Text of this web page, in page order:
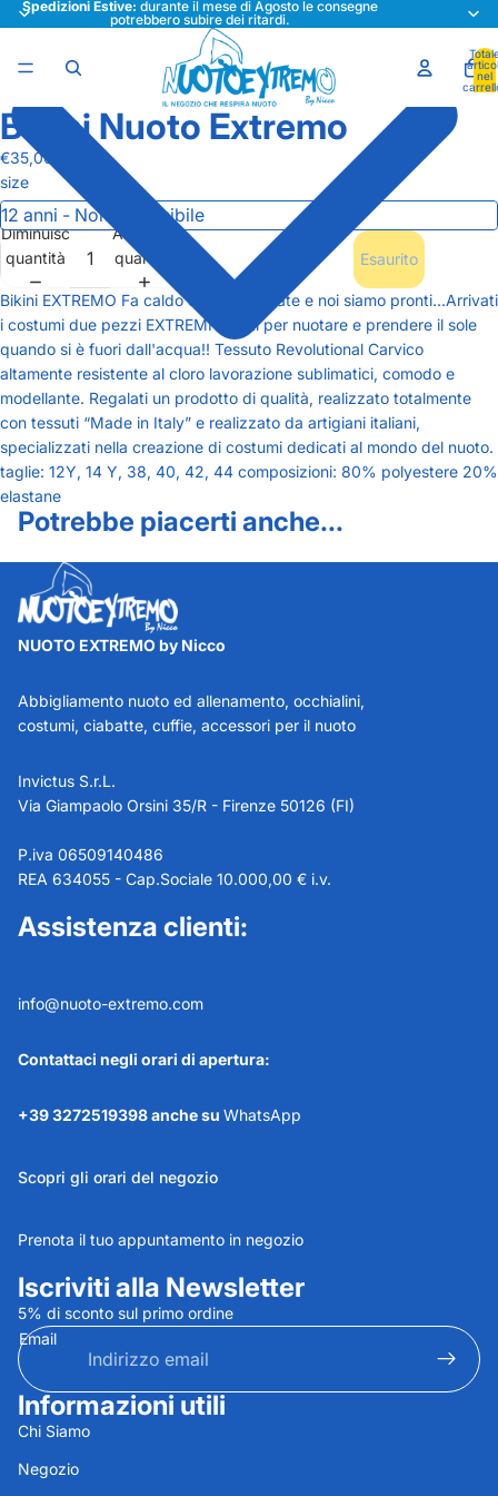
Spedizioni Estive: durante il mese di Agosto le consegne
potrebbero subire dei ritardi.
nel
Apri
immagine
a
schermo
intero
Apri
immagine
a
schermo
intero
Bikini Nuoto Extremo
€35,00
size
Diminuisci
quantità
Aumenta
quantità
Esaurito
Bikini EXTREMO Fa caldo e arriva l'estate e noi siamo pronti...Arrivati
i costumi due pezzi EXTREMI adatti per nuotare e prendere il sole
quando si è fuori dall'acqua!! Tessuto Revolutional Carvico
altamente resistente al cloro lavorazione sublimatici, comodo e
modellante. Regalati un prodotto di qualità, realizzato totalmente
con tessuti “Made in Italy” e realizzato da artigiani italiani,
specializzati nella creazione di costumi dedicati al mondo del nuoto.
taglie: 12Y, 14 Y, 38, 40, 42, 44 composizioni: 80% polyestere 20%
elastane
Potrebbe piacerti anche...
NUOTO EXTREMO by Nicco
Abbigliamento nuoto ed allenamento, occhialini,
costumi, ciabatte, cuffie, accessori per il nuoto
Invictus S.r.L.
Via Giampaolo Orsini 35/R - Firenze 50126 (FI)
P.iva 06509140486
REA 634055 - Cap.Sociale 10.000,00 € i.v.
Assistenza clienti:
info@nuoto-extremo.com
Contattaci negli orari di apertura:
+39 3272519398 anche su WhatsApp
Scopri gli orari del negozio
Prenota il tuo appuntamento in negozio
Iscriviti alla Newsletter
5% di sconto sul primo ordine
Email
Informazioni utili
Chi Siamo
Negozio
Informativa sulla privacy
Termini e condizioni del servizio